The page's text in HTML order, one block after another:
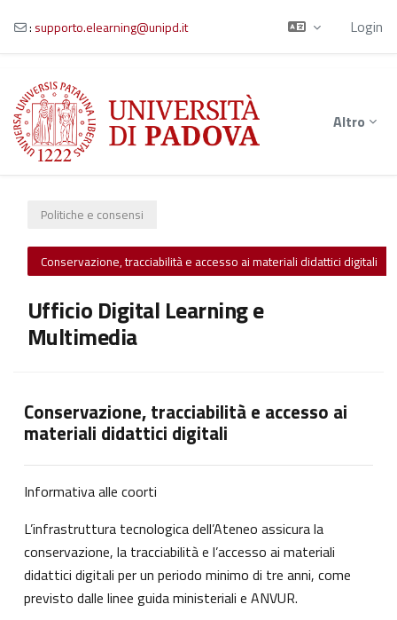
Vai al contenuto principale
: supporto.elearning@unipd.it Login
Altro
Politiche e consensi
Conservazione, tracciabilità e accesso ai materiali didattici digitali
Ufficio Digital Learning e
Multimedia
Conservazione, tracciabilità e accesso ai
materiali didattici digitali
Informativa alle coorti
L’infrastruttura tecnologica dell’Ateneo assicura la
conservazione, la tracciabilità e l’accesso ai materiali
didattici digitali per un periodo minimo di tre anni, come
previsto dalle linee guida ministeriali e ANVUR.